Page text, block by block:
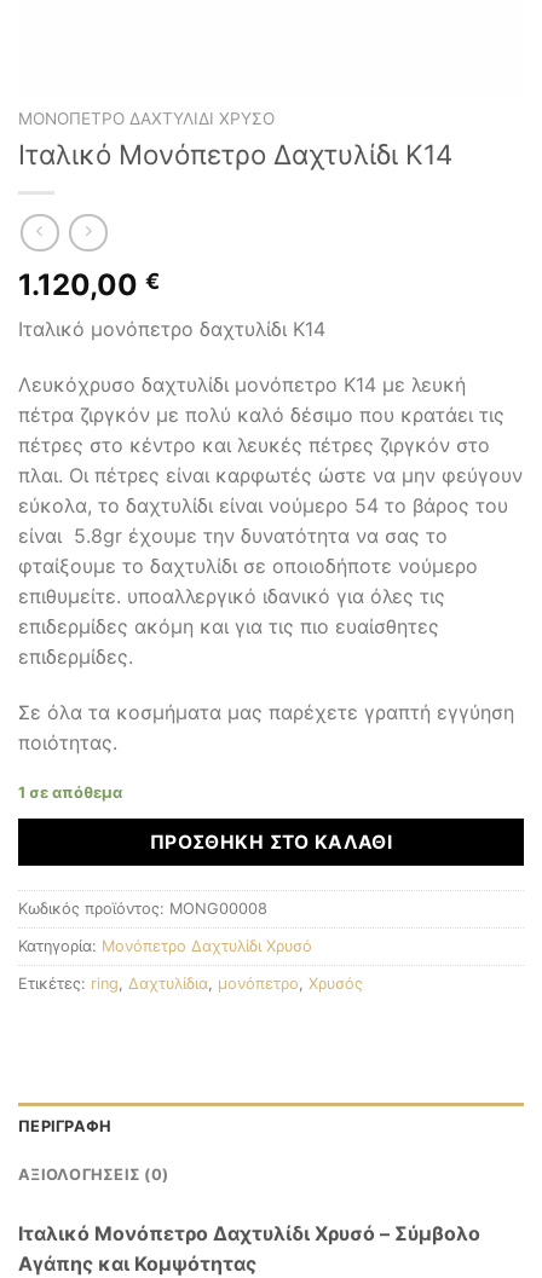
ΜΟΝΌΠΕΤΡΟ ΔΑΧΤΥΛΊΔΙ ΧΡΥΣΌ
Ιταλικό Μονόπετρο Δαχτυλίδι Κ14
1.120,00 €
Ιταλικό μονόπετρο δαχτυλίδι Κ14
Λευκόχρυσο δαχτυλίδι μονόπετρο Κ14 με λευκή
πέτρα ζιργκόν με πολύ καλό δέσιμο που κρατάει τις
πέτρες στο κέντρο και λευκές πέτρες ζιργκόν στο
πλαι. Οι πέτρες είναι καρφωτές ώστε να μην φεύγουν
εύκολα, το δαχτυλίδι είναι νούμερο 54 το βάρος του
είναι 5.8gr έχουμε την δυνατότητα να σας το
φταίξουμε το δαχτυλίδι σε οποιοδήποτε νούμερο
επιθυμείτε. υποαλλεργικό ιδανικό για όλες τις
επιδερμίδες ακόμη και για τις πιο ευαίσθητες
επιδερμίδες.
Σε όλα τα κοσμήματα μας παρέχετε γραπτή εγγύηση
ποιότητας.
1 σε απόθεμα
ΠΡΟΣΘΉΚΗ ΣΤΟ ΚΑΛΆΘΙ
Κωδικός προϊόντος: MONG00008
Κατηγορία: Μονόπετρο Δαχτυλίδι Χρυσό
Ετικέτες: ring, Δαχτυλίδια, μονόπετρο, Χρυσός
ΠΕΡΙΓΡΑΦΉ
ΑΞΙΟΛΟΓΉΣΕΙΣ (0)
Ιταλικό Μονόπετρο Δαχτυλίδι Χρυσό – Σύμβολο
Αγάπης και Κομψότητας